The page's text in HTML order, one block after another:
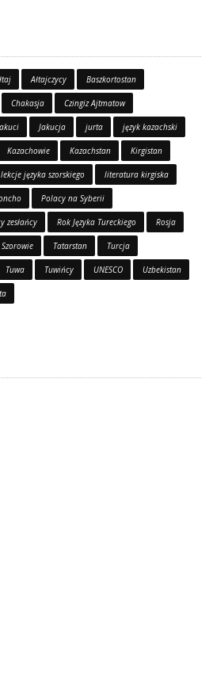
Ałtajczycy Baszkortostan
Chakasja Czingiz Ajtmatow
Jakucja jurta język kazachski
Kazachowie Kazachstan Kirgistan
lekcje języka szorskiego literatura kirgiska
Polacy na Syberii
zesłańcy Rok Języka Tureckiego Rosja
Szorowie Tatarstan Turcja
Tuwa Tuwińcy UNESCO Uzbekistan